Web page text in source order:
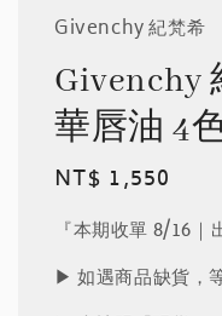
Givenchy 紀梵希
Givenchy
華唇油 4
Regular
price
NT$ 1,550
『本期收單 8/16｜
▶︎ 如遇商品缺貨，